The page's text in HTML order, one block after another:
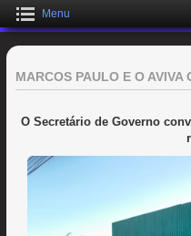
Menu
MARCOS PAULO E O
O Secretário de Governo